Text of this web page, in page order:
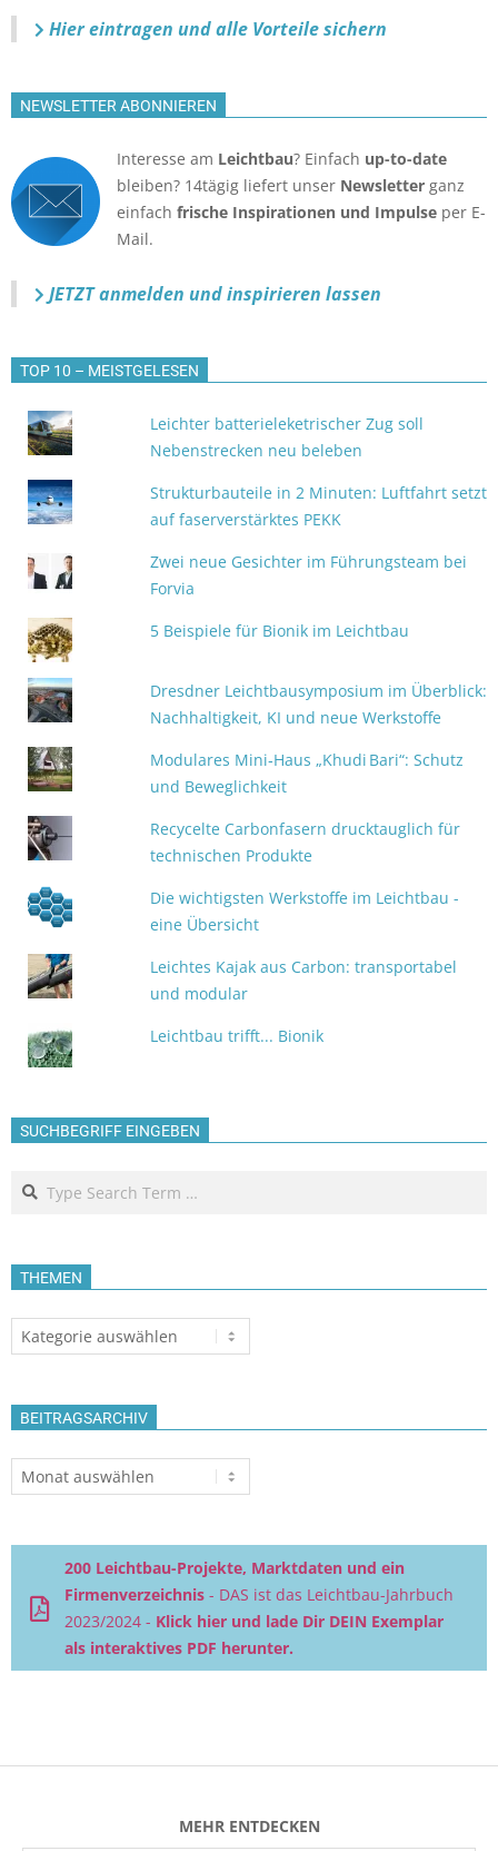
Hier eintragen und alle Vorteile sichern
NEWSLETTER ABONNIEREN
Interesse am Leichtbau? Einfach up-to-date
bleiben? 14tägig liefert unser Newsletter ganz
einfach frische Inspirationen und Impulse per E-
Mail.
JETZT anmelden und inspirieren lassen
TOP 10 – MEISTGELESEN
Leichter batterieleketrischer Zug soll
Nebenstrecken neu beleben
Strukturbauteile in 2 Minuten: Luftfahrt setzt
auf faserverstärktes PEKK
Zwei neue Gesichter im Führungsteam bei
Forvia
5 Beispiele für Bionik im Leichtbau
Dresdner Leichtbausymposium im Überblick:
Nachhaltigkeit, KI und neue Werkstoffe
Modulares Mini‑Haus „Khudi Bari“: Schutz
und Beweglichkeit
Recycelte Carbonfasern drucktauglich für
technischen Produkte
Die wichtigsten Werkstoffe im Leichtbau -
eine Übersicht
Leichtes Kajak aus Carbon: transportabel
und modular
Leichtbau trifft... Bionik
SUCHBEGRIFF EINGEBEN
Search
THEMEN
Themen
BEITRAGSARCHIV
Beitragsarchiv
200 Leichtbau-Projekte, Marktdaten und ein
Firmenverzeichnis - DAS ist das Leichtbau-Jahrbuch
2023/2024 - Klick hier und lade Dir DEIN Exemplar
als interaktives PDF herunter.
MEHR ENTDECKEN